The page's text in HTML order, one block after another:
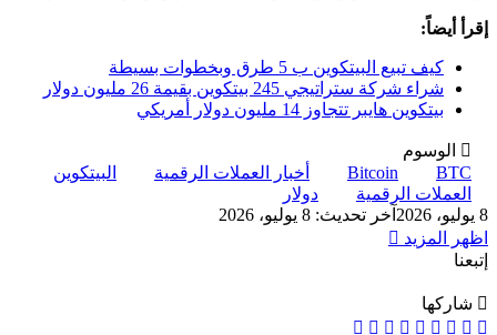
إقرأ أيضاً:
كيف تبيع البيتكوين ب 5 طرق وبخطوات بسيطة
شراء شركة ستراتيجي 245 بيتكوين بقيمة 26 مليون دولار
بيتكوين هايبر تتجاوز 14 مليون دولار أمريكي
الوسوم
Bitcoin
BTC أخبار العملات الرقمية
البيتكوين
العملات الرقمية
دولار
8 يوليو، 2026
آخر تحديث: 8 يوليو، 2026
اظهر المزيد
إتبعنا
شاركها
فيسبوك ‫X
لينكدإن
بينتيريستماسنجر
ماسنجر
واتساب